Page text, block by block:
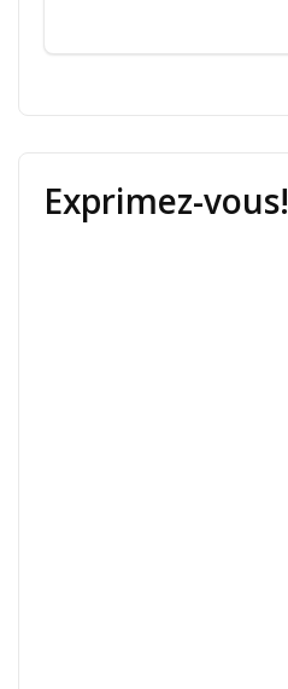
Exprimez-vous!